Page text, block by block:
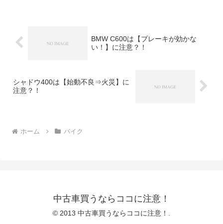
BMW C600は【ブレーキが効かな
い！】に注意？！
シャドウ400は【始動不良⇒火災】に
注意？！
ホーム バイク
中古車買うならココに注意！
© 2013 中古車買うならココに注意！.